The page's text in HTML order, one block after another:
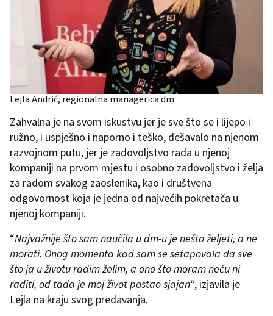
Lejla Andrić, regionalna managerica dm
Zahvalna je na svom iskustvu jer je sve što se i lijepo i
ružno, i uspješno i naporno i teško, dešavalo na njenom
razvojnom putu, jer je zadovoljstvo rada u njenoj
kompaniji na prvom mjestu i osobno zadovoljstvo i želja
za radom svakog zaoslenika, kao i društvena
odgovornost koja je jedna od najvećih pokretača u
njenoj kompaniji.
“Najvažnije što sam naučila u dm-u je nešto željeti, a ne
morati. Onog momenta kad sam se setapovala da sve
što ja u životu radim želim, a ono što moram neću ni
raditi, od tada je moj život postao sjajan“, izjavila je
Lejla na kraju svog predavanja.